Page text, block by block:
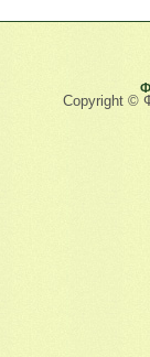
Copyright ©